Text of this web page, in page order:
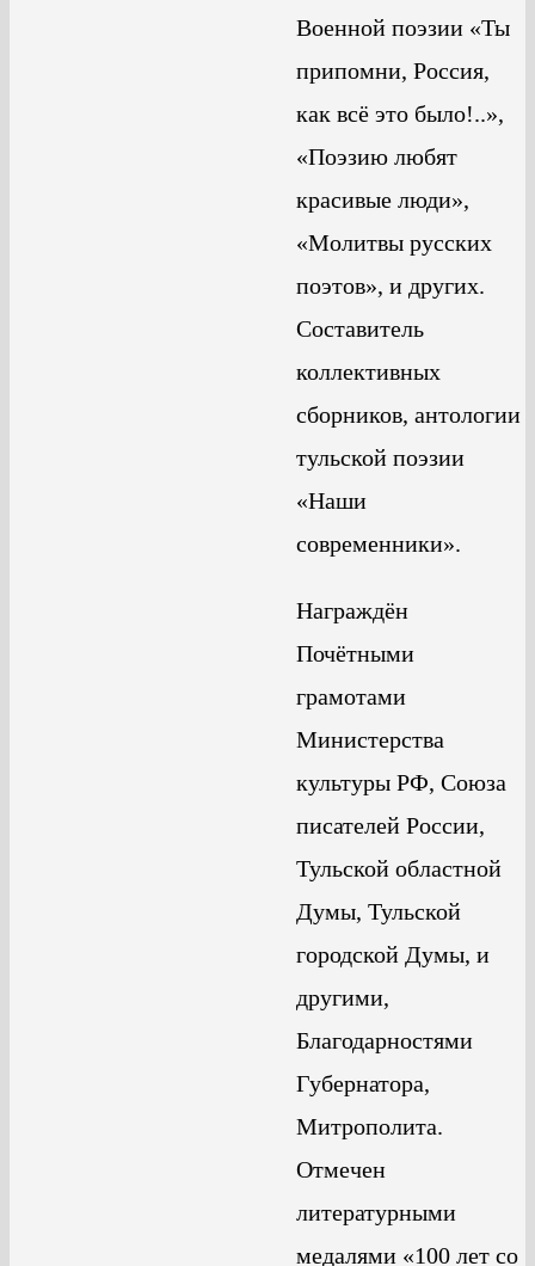
Военной поэзии «Ты
припомни, Россия,
как всё это было!..»,
«Поэзию любят
красивые люди»,
«Молитвы русских
поэтов», и других.
Составитель
коллективных
сборников, антологии
тульской поэзии
«Наши
современники».
Награждён
Почётными
грамотами
Министерства
культуры РФ, Союза
писателей России,
Тульской областной
Думы, Тульской
городской Думы, и
другими,
Благодарностями
Губернатора,
Митрополита.
Отмечен
литературными
медалями «100 лет со